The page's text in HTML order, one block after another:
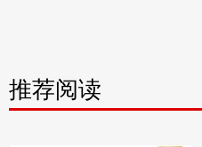
推荐阅读